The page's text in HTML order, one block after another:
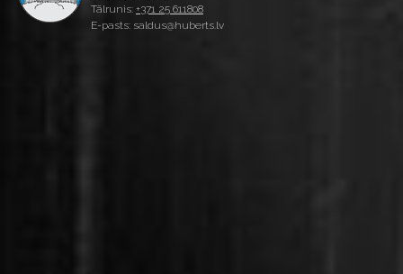
Tālrunis: +371 25 611808
E-pasts: saldus@huberts.lv